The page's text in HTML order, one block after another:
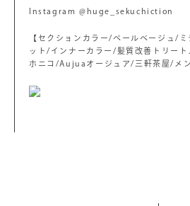
Instagram @huge_sekuchiction
【セクションカラー/ペールベージュ/
ット/インナーカラー/髪質改善トリー
ホニコ/Aujuaオージュア/三軒茶屋/メン